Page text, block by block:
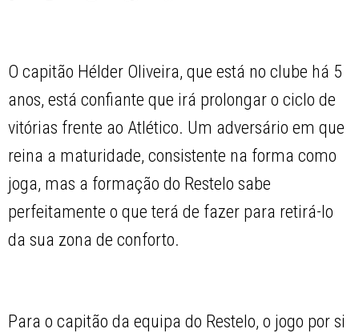
O capitão Hélder Oliveira, que está no clube há 5
anos, está confiante que irá prolongar o ciclo de
vitórias frente ao Atlético. Um adversário em que
reina a maturidade, consistente na forma como
joga, mas a formação do Restelo sabe
perfeitamente o que terá de fazer para retirá-lo
da sua zona de conforto.
Para o capitão da equipa do Restelo, o jogo por si